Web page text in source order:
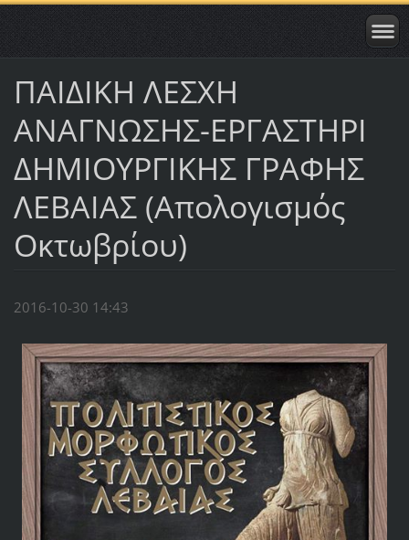
ΠΑΙΔΙΚΗ ΛΕΣΧΗ
ΑΝΑΓΝΩΣΗΣ-ΕΡΓΑΣΤΗΡΙ
ΔΗΜΙΟΥΡΓΙΚΗΣ ΓΡΑΦΗΣ
ΛΕΒΑΙΑΣ (Απολογισμός
Οκτωβρίου)
2016-10-30 14:43